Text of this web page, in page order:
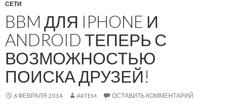
СЕТИ
BBM ДЛЯ IPHONE И
ANDROID ТЕПЕРЬ С
ВОЗМОЖНОСТЬЮ
ПОИСКА ДРУЗЕЙ!
6 ФЕВРАЛЯ 2014 ARTEM ОСТАВИТЬ КОММЕНТАРИЙ